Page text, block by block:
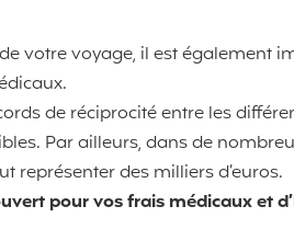
votre voyage, il est également
de réciprocité entre les
Par ailleurs, dans de
représenter des milliers d’euros.
pour vos frais médicaux et